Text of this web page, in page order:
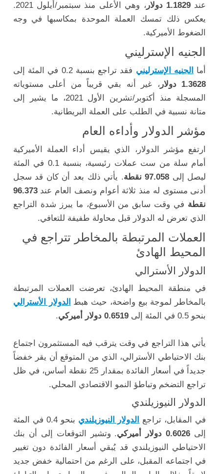
عند1.1829 دولار
، وهي الأعلى منذ سبتمبر/أيلول 2021.
يعكس ذلك تمسك العملة الموحدة بمكاسبها في وجه
الضغوط الأميركية.
الجنيه الإسترليني
أما الجنيه الإسترليني فقد تراجع بنسبة 0.2 في المئة إلى
1.3628 دولار
، غير أنه بقي قريباً من أعلى مستوياته
المسجلة منذ أكتوبر/تشرين الأول 2021، ما يشير إلى
متانة نسبية في الطلب على العملة البريطانية.
مؤشر الدولار وأداءه العام
ارتفع مؤشر الدولار، الذي يقيس أداء العملة الأميركية
أمام سلة من ست عملات رئيسية، بنسبة 0.1 في المئة
ليصل إلى 97.058 نقطة
. يأتي ذلك بعد أن كان قد سجل
أدنى مستوى له منذ ثلاثة أعوام ونصف العام عند96.373
نقطة في وقت سابق من الأسبوع، ما يبرز شدة التراجع
الذي تعرض له الدولار قبل محاولة طفيفة للتعافي.
العملات المرتبطة بالمخاطر تتراجع في
المحيط الهادئ
الدولار الأسترالي
في منطقة المحيط الهادئ، تعرضت العملات المرتبطة
بالمخاطر لموجة بيع واضحة، حيث هبط الدولار الأسترالي
بنحو 0.5 في المئة إلى
0.6519 دولار أميركي .
يأتي هذا التراجع في وقت يترقب فيه المستثمرون اجتماع
بنك الاحتياطي الأسترالي، الذي من المتوقع أن يقر خفضاً
جديداً في أسعار الفائدة بمقدار 25 نقطة أساس، في ظل
تراجع التضخم وتباطؤ النمو الاقتصادي المحلي.
الدولار النيوزيلندي
في المقابل، تراجع الدولار النيوزيلندي
بنحو 0.4 في المئة
إلى 0.6026 دولار أميركي
. وتشير التوقعات إلى أن بنك
الاحتياطي النيوزيلندي قد يُبقي أسعار الفائدة دون تغيير
في اجتماعه المقبل، على الرغم من احتمالية خفض جديد